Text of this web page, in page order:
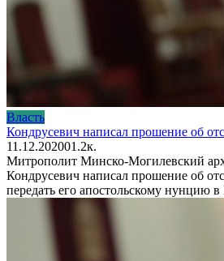
Власть
Кондрусевич написал прошение об
11.12.202001.2к.
Митрополит Минско-Могилевский
Кондрусевич написал прошение об
передать его апостольскому нунцию в